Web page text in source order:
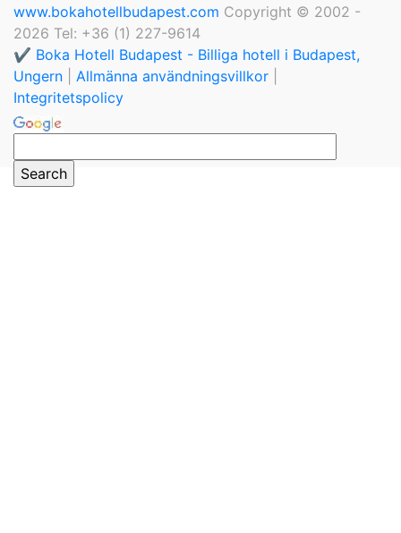
www.bokahotellbudapest.com Copyright © 2002 -
2026 Tel: +36 (1) 227-9614
✔️ Boka Hotell Budapest - Billiga hotell i Budapest,
Ungern
Allmänna användningsvillkor
Integritetspolicy